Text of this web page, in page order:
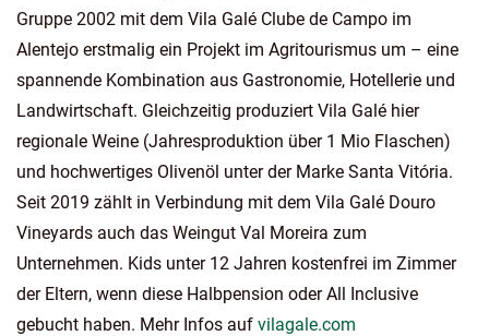
Gruppe 2002 mit dem Vila Galé Clube de Campo im
Alentejo erstmalig ein Projekt im Agritourismus um – eine
spannende Kombination aus Gastronomie, Hotellerie und
Landwirtschaft. Gleichzeitig produziert Vila Galé hier
regionale Weine (Jahresproduktion über 1 Mio Flaschen)
und hochwertiges Olivenöl unter der Marke Santa Vitória.
Seit 2019 zählt in Verbindung mit dem Vila Galé Douro
Vineyards auch das Weingut Val Moreira zum
Unternehmen. Kids unter 12 Jahren kostenfrei im Zimmer
der Eltern, wenn diese Halbpension oder All Inclusive
gebucht haben. Mehr Infos auf vilagale.com